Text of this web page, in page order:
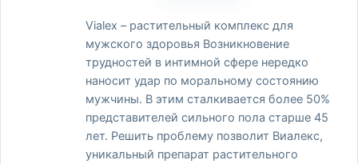
Vialex – растительный комплекс для
мужского здоровья Возникновение
трудностей в интимной сфере нередко
наносит удар по моральному состоянию
мужчины. В этим сталкивается более 50%
представителей сильного пола старше 45
лет. Решить проблему позволит Виалекс,
уникальный препарат растительного